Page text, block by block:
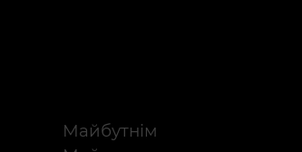
Майбутнім